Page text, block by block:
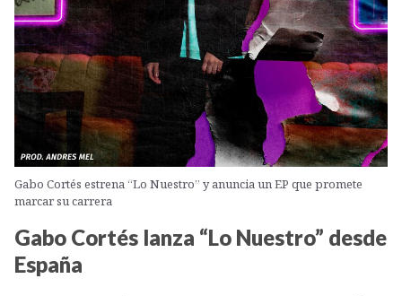
Gabo Cortés estrena “Lo Nuestro” y anuncia un EP que promete
marcar su carrera
Gabo Cortés lanza “Lo Nuestro” desde
España